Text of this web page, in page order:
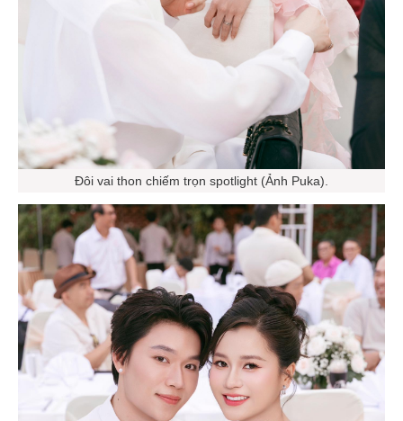
Đôi vai thon chiếm trọn spotlight (Ảnh Puka).